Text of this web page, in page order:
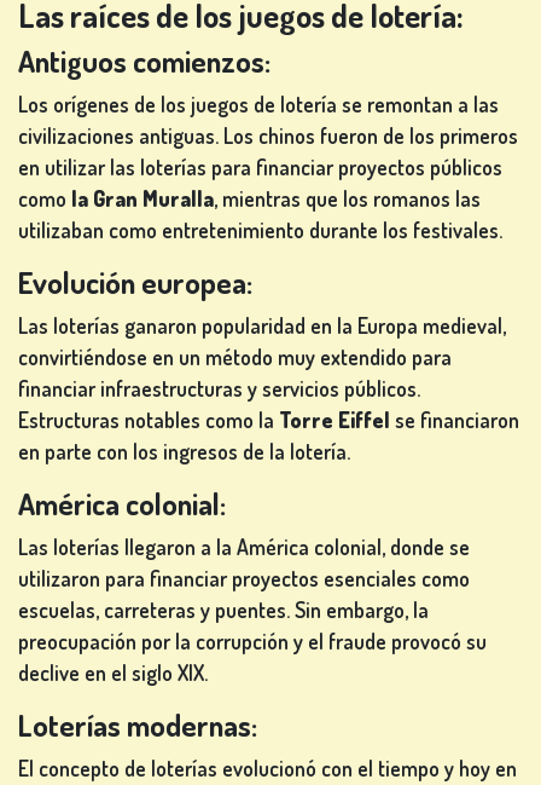
JUEGOS
DE
LOTERÍA
JUEGOS
MESA
OTROS
JUEGOS
JUEGOS
DE
PÓKER
Las raíces de los juegos de lotería:
Antiguos comienzos:
Los orígenes de los juegos de lotería se remontan a las
civilizaciones antiguas. Los chinos fueron de los primeros
en utilizar las loterías para financiar proyectos públicos
como la Gran Muralla, mientras que los romanos las
utilizaban como entretenimiento durante los festivales.
Evolución europea:
Las loterías ganaron popularidad en la Europa medieval,
convirtiéndose en un método muy extendido para
financiar infraestructuras y servicios públicos.
Estructuras notables como la Torre Eiffel se financiaron
en parte con los ingresos de la lotería.
América colonial:
Las loterías llegaron a la América colonial, donde se
utilizaron para financiar proyectos esenciales como
escuelas, carreteras y puentes. Sin embargo, la
preocupación por la corrupción y el fraude provocó su
declive en el siglo XIX.
Loterías modernas:
El concepto de loterías evolucionó con el tiempo y hoy en